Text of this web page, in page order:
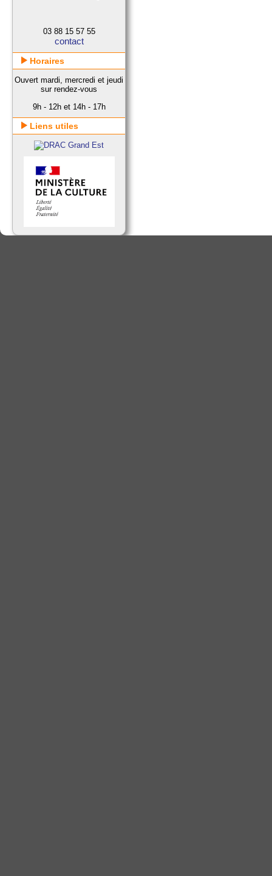
03 88 15 57 55
contact
Horaires
Ouvert mardi, mercredi et jeudi
sur rendez-vous
9h - 12h et 14h - 17h
Liens utiles